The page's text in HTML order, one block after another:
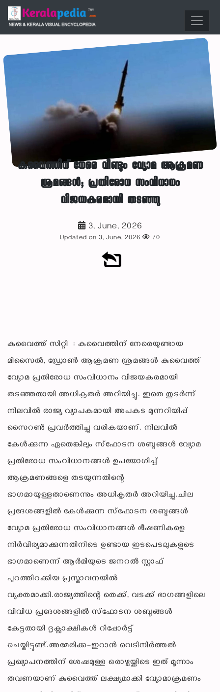
കുവൈത്തിന് നേരെ വീണ്ടും വ്യോമ ആക്രമണ
ശ്രമങ്ങൾ; പ്രതിരോധ സംവിധാനം
വിജയകരമായി തടഞ്ഞു
3, June, 2026
Updated on 3, June, 2026 70
കുവൈത്ത് സിറ്റി : കുവൈത്തിന് നേരെയുണ്ടായ
മിസൈൽ, ഡ്രോൺ ആക്രമണ ശ്രമങ്ങൾ കുവൈത്ത്
വ്യോമ പ്രതിരോധ സംവിധാനം വിജയകരമായി
തടഞ്ഞതായി അധികൃതർ അറിയിച്ചു. ഇതെ തുടർന്ന്
നിലവിൽ രാജ്യ വ്യാപകമായി അപകട മുന്നറിയിപ്പ്
സൈറൺ പ്രവർത്തിച്ചു വരികയാണ്. നിലവിൽ
കേൾക്കുന്ന ഏതെങ്കിലും സ്ഫോടന ശബ്ദങ്ങൾ വ്യോമ
പ്രതിരോധ സംവിധാനങ്ങൾ ഉപയോഗിച്ച്
ആക്രമണങ്ങളെ തടയുന്നതിന്റെ
ഭാഗമായുള്ളതാണെന്നും അധികൃതർ അറിയിച്ചു.ചില
പ്രദേശങ്ങളിൽ കേൾക്കുന്ന സ്ഫോടന ശബ്ദങ്ങൾ
വ്യോമ പ്രതിരോധ സംവിധാനങ്ങൾ ഭീഷണികളെ
നിർവീര്യമാക്കുന്നതിനിടെ ഉണ്ടായ ഇടപെടലുകളുടെ
ഭാഗമാണെന്ന് ആർമിയുടെ ജനറൽ സ്റ്റാഫ്
പുറത്തിറക്കിയ പ്രസ്താവനയിൽ
വ്യക്തമാക്കി.രാജ്യത്തിന്റെ തെക്ക്, വടക്ക് ഭാഗങ്ങളിലെ
വിവിധ പ്രദേശങ്ങളിൽ സ്ഫോടന ശബ്ദങ്ങൾ
കേട്ടതായി ദൃക്സാക്ഷികൾ റിപ്പോർട്ട്
ചെയ്തിട്ടുണ്ട്.അമേരിക്ക–ഇറാൻ വെടിനിർത്തൽ
പ്രഖ്യാപനത്തിന് ശേഷമുള്ള ഒരാഴ്ചയ്ക്കിടെ ഇത് മൂന്നാം
തവണയാണ് കുവൈത്ത് ലക്ഷ്യമാക്കി വ്യോമാക്രമണം